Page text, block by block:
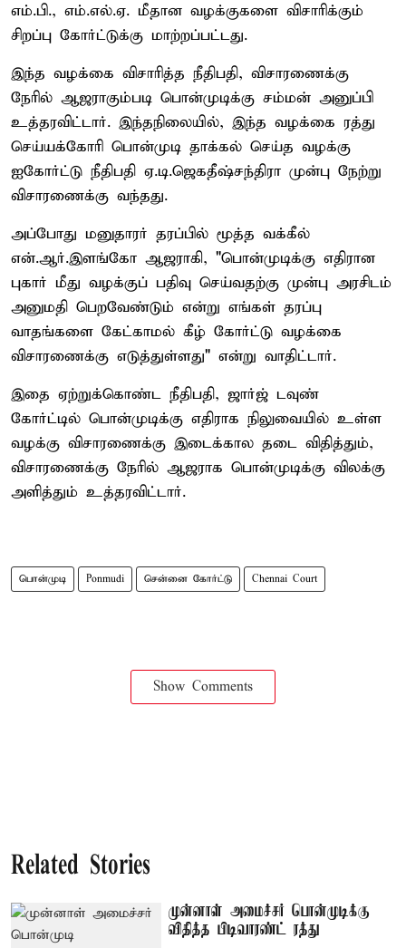
எம்.பி., எம்.எல்.ஏ. மீதான வழக்குகளை விசாரிக்கும்
சிறப்பு கோர்ட்டுக்கு மாற்றப்பட்டது.
இந்த வழக்கை விசாரித்த நீதிபதி, விசாரணைக்கு
நேரில் ஆஜராகும்படி பொன்முடிக்கு சம்மன் அனுப்பி
உத்தரவிட்டார். இந்தநிலையில், இந்த வழக்கை ரத்து
செய்யக்கோரி பொன்முடி தாக்கல் செய்த வழக்கு
ஐகோர்ட்டு நீதிபதி ஏ.டி.ஜெகதீஷ்சந்திரா முன்பு நேற்று
விசாரணைக்கு வந்தது.
அப்போது மனுதாரர் தரப்பில் மூத்த வக்கீல்
என்.ஆர்.இளங்கோ ஆஜராகி, "பொன்முடிக்கு எதிரான
புகார் மீது வழக்குப் பதிவு செய்வதற்கு முன்பு அரசிடம்
அனுமதி பெறவேண்டும் என்று எங்கள் தரப்பு
வாதங்களை கேட்காமல் கீழ் கோர்ட்டு வழக்கை
விசாரணைக்கு எடுத்துள்ளது" என்று வாதிட்டார்.
இதை ஏற்றுக்கொண்ட நீதிபதி, ஜார்ஜ் டவுண்
கோர்ட்டில் பொன்முடிக்கு எதிராக நிலுவையில் உள்ள
வழக்கு விசாரணைக்கு இடைக்கால தடை விதித்தும்,
விசாரணைக்கு நேரில் ஆஜராக பொன்முடிக்கு விலக்கு
அளித்தும் உத்தரவிட்டார்.
பொன்முடி Ponmudi சென்னை கோர்ட்டு Chennai Court
Show Comments
Related Stories
முன்னாள் அமைச்சர் பொன்முடிக்கு
விதித்த பிடிவாரண்ட் ரத்து